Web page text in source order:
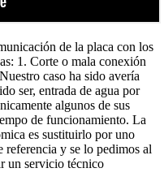
de la placa con los
1. Corte o mala conexión
caso ha sido avería
ser, entrada de agua por
algunos de sus
de funcionamiento. La
es sustituirlo por uno
y se lo pedimos al
un servicio técnico